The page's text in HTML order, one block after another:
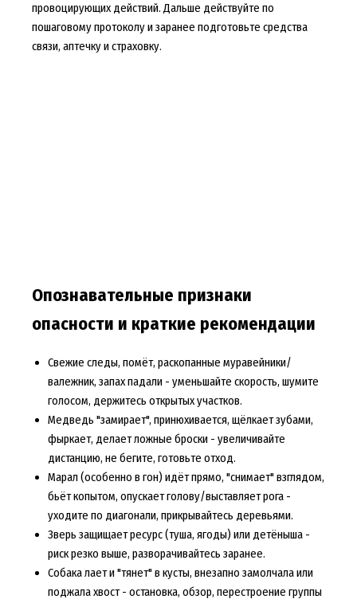
провоцирующих действий. Дальше действуйте по
пошаговому протоколу и заранее подготовьте средства
связи, аптечку и страховку.
Опознавательные признаки
опасности и краткие рекомендации
Свежие следы, помёт, раскопанные муравейники/
валежник, запах падали - уменьшайте скорость, шумите
голосом, держитесь открытых участков.
Медведь "замирает", принюхивается, щёлкает зубами,
фыркает, делает ложные броски - увеличивайте
дистанцию, не бегите, готовьте отход.
Марал (особенно в гон) идёт прямо, "снимает" взглядом,
бьёт копытом, опускает голову/выставляет рога -
уходите по диагонали, прикрывайтесь деревьями.
Зверь защищает ресурс (туша, ягоды) или детёныша -
риск резко выше, разворачивайтесь заранее.
Собака лает и "тянет" в кусты, внезапно замолчала или
поджала хвост - остановка, обзор, перестроение группы